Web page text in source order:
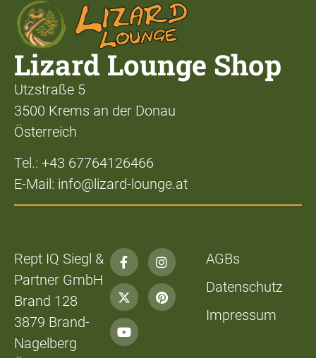
Lizard Lounge Shop
Utzstraße 5
3500 Krems an der Donau
Österreich
Tel.: +43 67764126466
E-Mail: info@lizard-lounge.at
Rept IQ Siegl &
Partner GmbH
Brand 128
3879 Brand-
Nagelberg
AGBs
Datenschutz
Impressum